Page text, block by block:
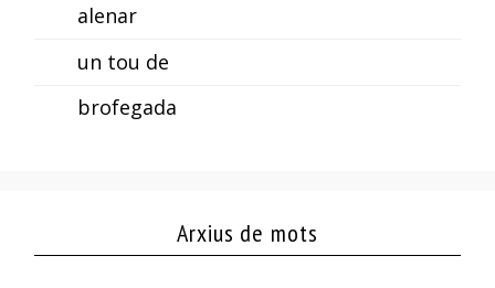
alenar
un tou de
brofegada
Arxius de mots